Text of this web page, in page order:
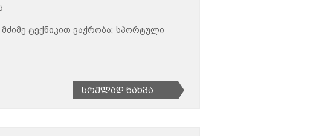
მძიმე ტექნიკით ვაჭრობა; სპორტული
Სრულად Ნახვა